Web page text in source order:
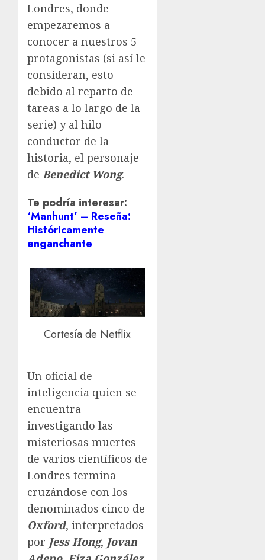
Londres, donde
empezaremos a
conocer a nuestros 5
protagonistas (si así le
consideran, esto
debido al reparto de
tareas a lo largo de la
serie) y al hilo
conductor de la
historia, el personaje
de Benedict Wong.
Te podría interesar:
‘Manhunt’ – Reseña:
Históricamente
enganchante
Cortesía de Netflix
Un oficial de
inteligencia quien se
encuentra
investigando las
misteriosas muertes
de varios científicos de
Londres termina
cruzándose con los
denominados cinco de
Oxford, interpretados
por Jess Hong, Jovan